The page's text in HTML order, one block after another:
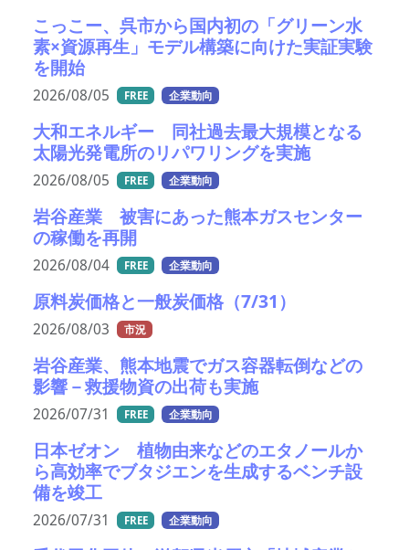
こっこー、呉市から国内初の「グリーン水
素×資源再生」モデル構築に向けた実証実験
を開始
2026/08/05 FREE 企業動向
大和エネルギー 同社過去最大規模となる
太陽光発電所のリパワリングを実施
2026/08/05 FREE 企業動向
岩谷産業 被害にあった熊本ガスセンター
の稼働を再開
2026/08/04 FREE 企業動向
原料炭価格と一般炭価格（7/31）
2026/08/03 市況
岩谷産業、熊本地震でガス容器転倒などの
影響－救援物資の出荷も実施
2026/07/31 FREE 企業動向
日本ゼオン 植物由来などのエタノールか
ら高効率でブタジエンを生成するベンチ設
備を竣工
2026/07/31 FREE 企業動向